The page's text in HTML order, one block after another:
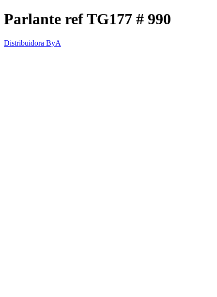
Parlante ref TG177 # 990
Distribuidora ByA